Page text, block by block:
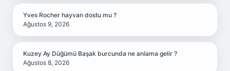
Yves Rocher hayvan dostu mu ?
Ağustos 9, 2026
Kuzey Ay Düğümü Başak burcunda ne anlama gelir ?
Ağustos 8, 2026